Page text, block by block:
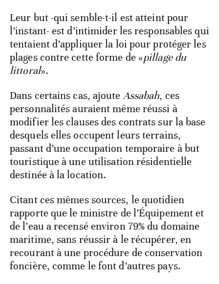
Leur but -qui semble-t-il est atteint pour
l’instant- est d’intimider les responsables qui
tentaient d’appliquer la loi pour protéger les
plages contre cette forme de «pillage du
littoral».
Dans certains cas, ajouteAssabah, ces
personnalités auraient même réussi à
modifier les clauses des contrats sur la base
desquels elles occupent leurs terrains,
passant d’une occupation temporaire à but
touristique à une utilisation résidentielle
destinée à la location.
Citant ces mêmes sources, le quotidien
rapporte que le ministre de l’Équipement et
de l’eau a recensé environ 79% du domaine
maritime, sans réussir à le récupérer, en
recourant à une procédure de conservation
foncière, comme le font d’autres pays.